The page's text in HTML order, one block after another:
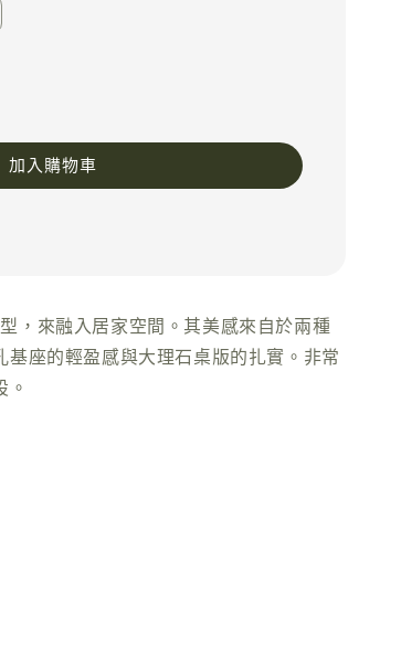
加入購物車
，來融入居家空間。其美感來自於兩種
座的輕盈感與大理石桌版的扎實。非常